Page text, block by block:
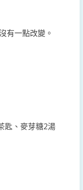
有一點改變。
匙、麥芽糖2湯